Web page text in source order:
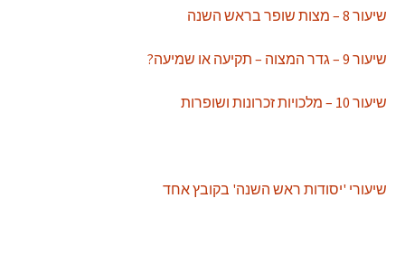
שיעור 8 – מצות שופר בראש השנה
שיעור 9 – גדר המצוה – תקיעה או שמיעה?
שיעור 10 – מלכויות זכרונות ושופרות
שיעורי 'יסודות ראש השנה' בקובץ אחד